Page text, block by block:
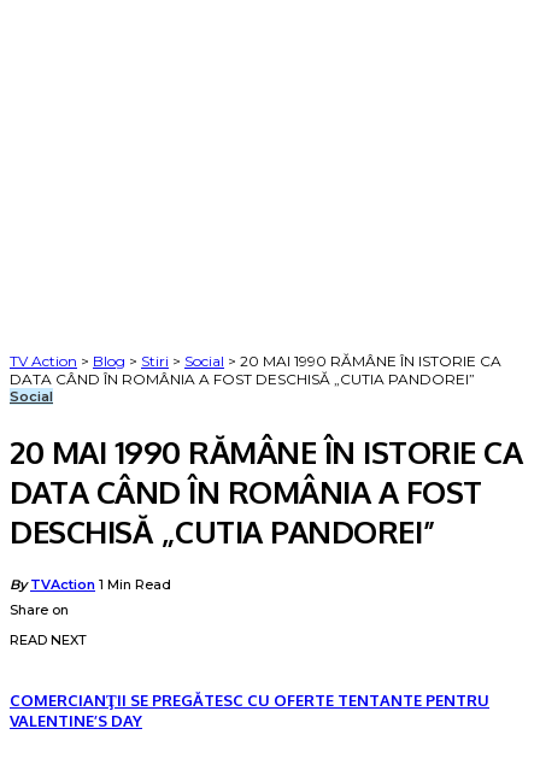
TV Action > Blog > Stiri > Social > 20 MAI 1990 RĂMÂNE ÎN ISTORIE CA
DATA CÂND ÎN ROMÂNIA A FOST DESCHISĂ „CUTIA PANDOREI”
Social
20 MAI 1990 RĂMÂNE ÎN ISTORIE CA
DATA CÂND ÎN ROMÂNIA A FOST
DESCHISĂ „CUTIA PANDOREI”
Posted
ByTVAction 1 Min Read
Share on
READ NEXT
COMERCIANŢII SE PREGĂTESC CU OFERTE TENTANTE PENTRU
VALENTINE’S DAY